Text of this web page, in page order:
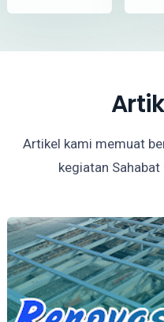
Artikel kami memuat
kegiatan Sahabat